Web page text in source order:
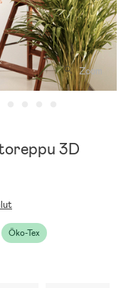
Zoom
3D
Öko-Tex